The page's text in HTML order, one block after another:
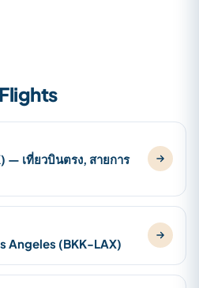
— เที่ยวบินตรง, สายการ
Angeles (BKK-LAX)